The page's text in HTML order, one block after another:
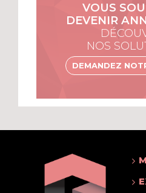
VOUS
DEVENIR
NOS
DEMANDEZ